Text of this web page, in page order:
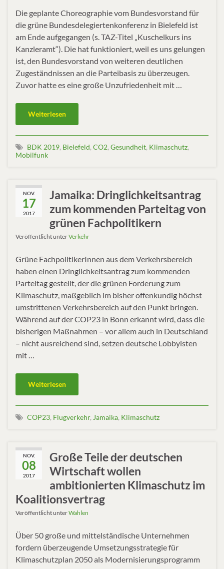
Die geplante Choreographie vom Bundesvorstand für
die grüne Bundesdelegiertenkonferenz in Bielefeld ist
am Ende aufgegangen (s. TAZ-Titel „Kuschelkurs ins
Kanzleramt“). Die hat funktioniert, weil es uns gelungen
ist, den Bundesvorstand von weiteren deutlichen
Zugeständnissen an die Parteibasis zu überzeugen.
Zuvor hatte es eine große Unzufriedenheit mit …
Weiterlesen
BDK 2019, Bielefeld, CO2, Gesundheit, Klimaschutz,
Mobilfunk
NOV.
17
2017
Jamaika: Dringlichkeitsantrag
zum kommenden Parteitag von
grünen Fachpolitikern
Veröffentlicht unterVerkehr
Grüne FachpolitikerInnen aus dem Verkehrsbereich
haben einen Dringlichkeitsantrag zum kommenden
Parteitag gestellt, der die grünen Forderung zum
Klimaschutz, maßgeblich im bisher offenkundig höchst
umstrittenen Verkehrsbereich auf den Punkt bringen.
Während auf der COP23 in Bonn erkannt wird, dass die
bisherigen Maßnahmen – vor allem auch in Deutschland
– nicht ausreichend sind, setzen deutsche Lobbyisten
mit …
Weiterlesen
COP23, Flugverkehr, Jamaika, Klimaschutz
NOV.
08
2017
Große Teile der deutschen
Wirtschaft wollen
ambitionierten Klimaschutz im
Koalitionsvertrag
Veröffentlicht unterWahlen
Über 50 große und mittelständische Unternehmen
fordern überzeugende Umsetzungsstrategie für
Klimaschutzplan 2050 als Modernisierungsprogramm